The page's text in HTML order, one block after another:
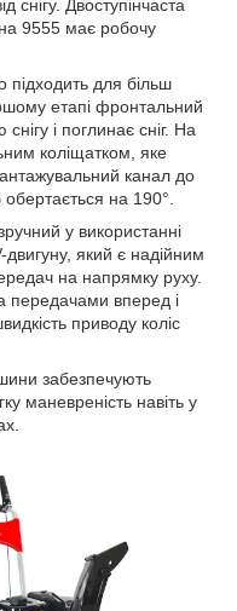
снігу. Двоступінчаста
9555 має робочу
для більш
етапі фронтальний
і поглинає сніг. На
коліщатком, яке
канал до
на 190°.
у використанні
який є надійним
на напрямку руху.
передачами вперед і
приводу коліс
шини забезпечують
маневреність навіть у